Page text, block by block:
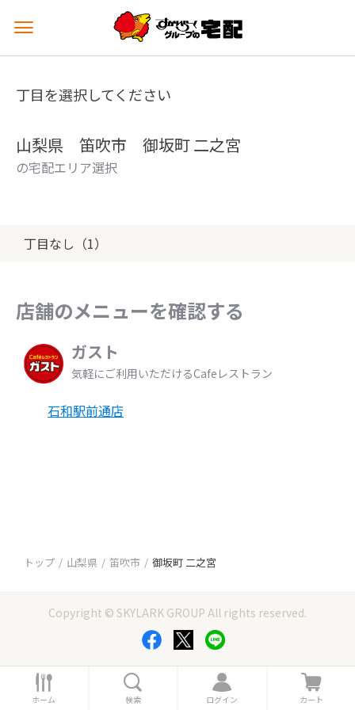
メ
ュ
を
丁目を選択してください
山梨県 笛吹市 御坂町 二之宮
の宅配エリア選択
丁目なし（1）
店舗のメニューを確認する
ガスト
気軽にご利用いただけるCafeレストラン
石和駅前通店
トップ 山梨県 笛吹市 御坂町 二之宮
Copyright © SKYLARK GROUP All rights reserved.
ホ
ー
ホーム 索
検索
ロ
グ
ログイン
カ
ー
カート